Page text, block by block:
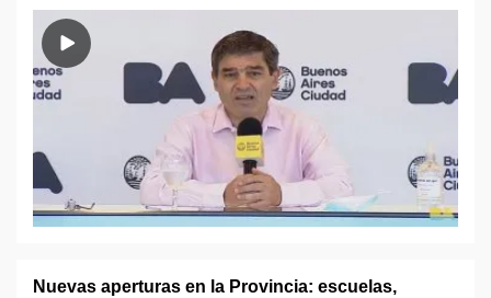
Nuevas aperturas en la Provincia: escuelas,